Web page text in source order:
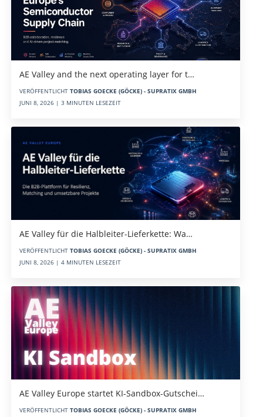
AE Valley and the next operating layer for t…
VERÖFFENTLICHT TOBIAS GOECKE (GÖCKE) - SUPRATIX GMBH
JUNI 8, 2026 | 3 MINUTEN LESEZEIT
AE Valley für die Halbleiter-Lieferkette: Wa…
VERÖFFENTLICHT TOBIAS GOECKE (GÖCKE) - SUPRATIX GMBH
JUNI 8, 2026 | 4 MINUTEN LESEZEIT
AE Valley Europe startet KI-Sandbox-Gutschei…
VERÖFFENTLICHT TOBIAS GOECKE (GÖCKE) - SUPRATIX GMBH